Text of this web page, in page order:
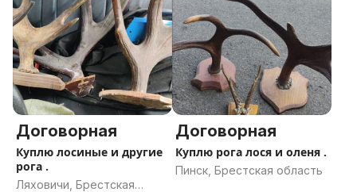
Договорная
Куплю лосиные и другие
рога .
Ляховичи, Брестская
Договорная
Куплю рога лося и оленя .
Пинск, Брестская область